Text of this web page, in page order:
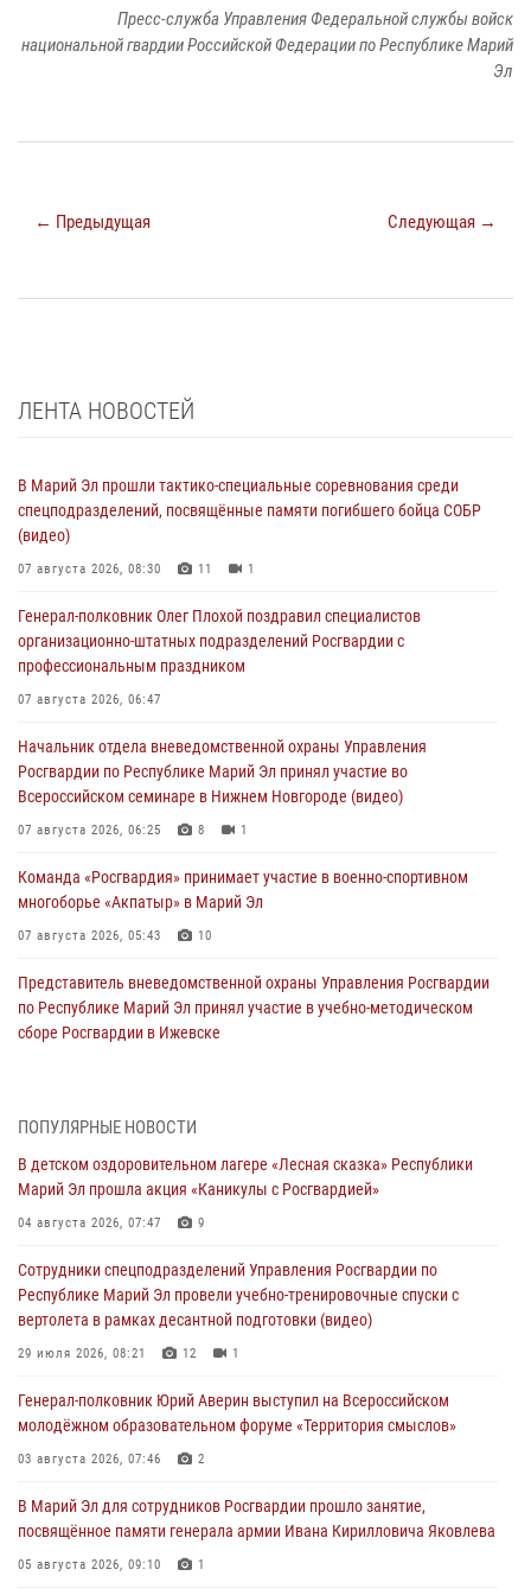
Пресс-служба Управления Федеральной службы войск
национальной гвардии Российской Федерации по Республике Марий
Эл
← Предыдущая Следующая →
ЛЕНТА НОВОСТЕЙ
В Марий Эл прошли тактико-специальные соревнования среди
спецподразделений, посвящённые памяти погибшего бойца СОБР
(видео)
07 августа 2026, 08:30 11 1
Генерал-полковник Олег Плохой поздравил специалистов
организационно-штатных подразделений Росгвардии с
профессиональным праздником
07 августа 2026, 06:47
Начальник отдела вневедомственной охраны Управления
Росгвардии по Республике Марий Эл принял участие во
Всероссийском семинаре в Нижнем Новгороде (видео)
07 августа 2026, 06:25 8 1
Команда «Росгвардия» принимает участие в военно-спортивном
многоборье «Акпатыр» в Марий Эл
07 августа 2026, 05:43 10
Представитель вневедомственной охраны Управления Росгвардии
по Республике Марий Эл принял участие в учебно-методическом
сборе Росгвардии в Ижевске
провели более 90 проверок мест хранения гражданского оружия
06 августа 2026, 08:00
В Марий Эл сотрудники вневедомственной охраны Росгвардии за
05 августа 2026, 09:44
В Марий Эл для сотрудников Росгвардии прошло занятие,
посвящённое памяти генерала армии Ивана Кирилловича Яковлева
В детском оздоровительном лагере «Лесная сказка» Республики
Марий Эл прошла акция «Каникулы с Росгвардией»
Сотрудники Центра лицензионно-разрешительной работы
Управления Росгвардии по Республике Марий Эл приняли участие в
ПОПУЛЯРНЫЕ НОВОСТИ
В детском оздоровительном лагере «Лесная сказка» Республики
Марий Эл прошла акция «Каникулы с Росгвардией»
04 августа 2026, 07:47 9
Сотрудники спецподразделений Управления Росгвардии по
Республике Марий Эл провели учебно-тренировочные спуски с
вертолета в рамках десантной подготовки (видео)
29 июля 2026, 08:21 12 1
Генерал-полковник Юрий Аверин выступил на Всероссийском
молодёжном образовательном форуме «Территория смыслов»
03 августа 2026, 07:46 2
В Марий Эл для сотрудников Росгвардии прошло занятие,
посвящённое памяти генерала армии Ивана Кирилловича Яковлева
05 августа 2026, 09:10 1